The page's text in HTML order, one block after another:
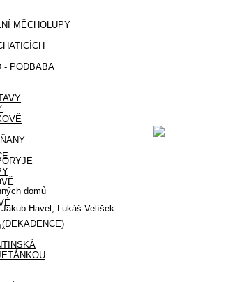
MĚCHOLUPY
- PODBABA
domů
Havel, Lukáš Velíšek